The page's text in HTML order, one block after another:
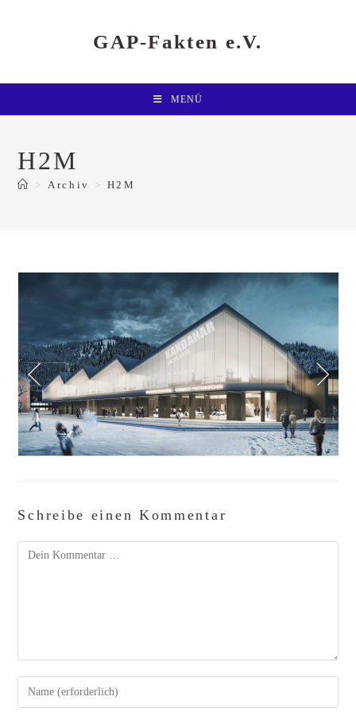
GAP-Fakten e.V.
MENÜ
H2M
> Archiv > H2M
Schreibe einen Kommentar
Kommentar
Gib
deinen
Namen
oder